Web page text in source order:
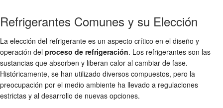
Refrigerantes Comunes y su Elección
La elección del refrigerante es un aspecto crítico en el diseño y
operación del proceso de refrigeración. Los refrigerantes son las
sustancias que absorben y liberan calor al cambiar de fase.
Históricamente, se han utilizado diversos compuestos, pero la
preocupación por el medio ambiente ha llevado a regulaciones
estrictas y al desarrollo de nuevas opciones.